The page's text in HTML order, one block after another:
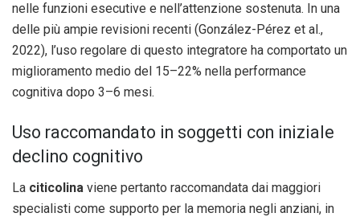
nelle funzioni esecutive e nell’attenzione sostenuta. In una
delle più ampie revisioni recenti (González-Pérez et al.,
2022), l’uso regolare di questo integratore ha comportato un
miglioramento medio del 15–22% nella performance
cognitiva dopo 3–6 mesi.
Uso raccomandato in soggetti con iniziale
declino cognitivo
La citicolina viene pertanto raccomandata dai maggiori
specialisti come supporto per la memoria negli anziani, in